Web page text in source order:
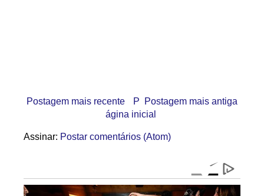
Postagem mais recente Postagem mais antiga
P
ágina inicial
Assinar: Postar comentários (Atom)